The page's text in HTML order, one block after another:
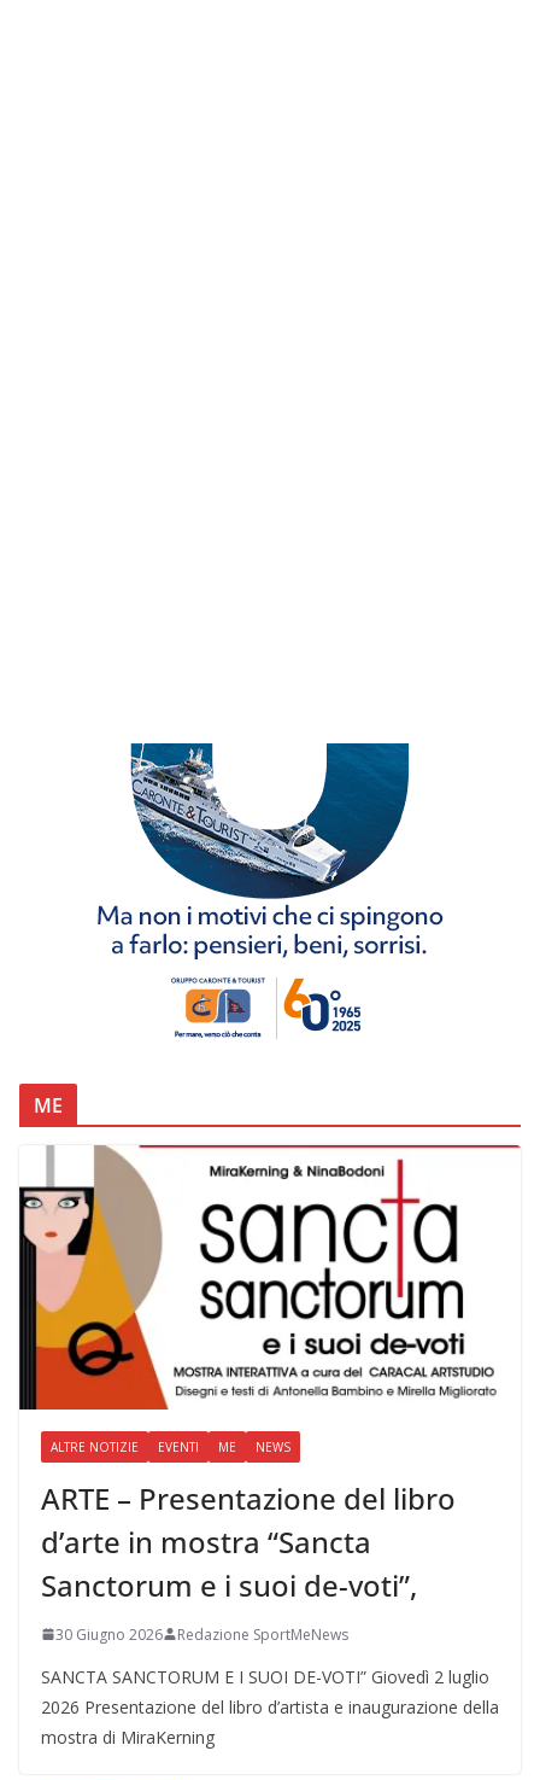
ME
ALTRE NOTIZIE EVENTI ME NEWS
ARTE – Presentazione del libro
d’arte in mostra “Sancta
Sanctorum e i suoi de-voti”,
30 Giugno 2026 Redazione SportMeNews
SANCTA SANCTORUM E I SUOI DE-VOTI” Giovedì 2 luglio
2026 Presentazione del libro d’artista e inaugurazione della
mostra di MiraKerning